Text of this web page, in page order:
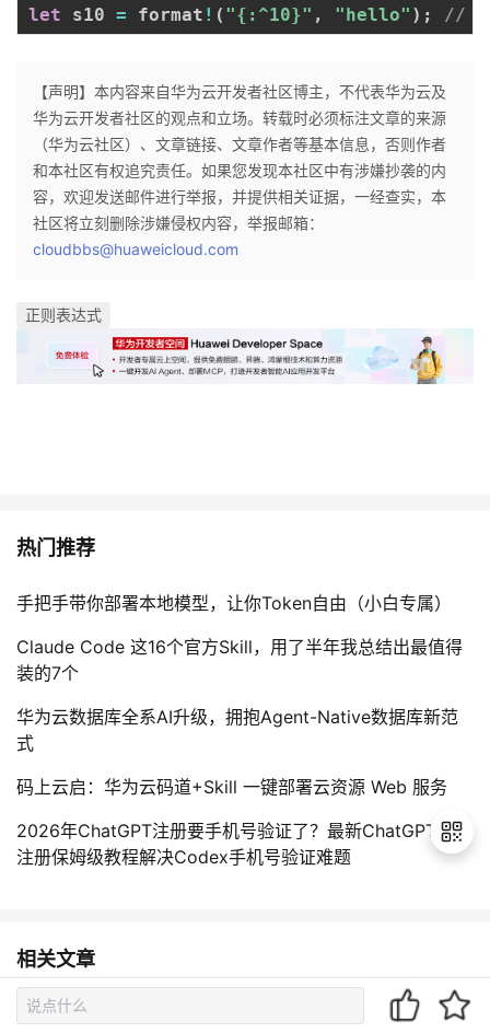
let s10 = format ! ( "{:^10}" , "hello" ) ; // 将
【声明】本内容来自华为云开发者社区博主，不代表华为云及
华为云开发者社区的观点和立场。转载时必须标注文章的来源
（华为云社区）、文章链接、文章作者等基本信息，否则作者
和本社区有权追究责任。如果您发现本社区中有涉嫌抄袭的内
容，欢迎发送邮件进行举报，并提供相关证据，一经查实，本
社区将立刻删除涉嫌侵权内容，举报邮箱：
cloudbbs@huaweicloud.com
正则表达式
热门推荐
手把手带你部署本地模型，让你Token自由（小白专属）
Claude Code 这16个官方Skill，用了半年我总结出最值得
装的7个
华为云数据库全系AI升级，拥抱Agent-Native数据库新范
式
码上云启：华为云码道+Skill 一键部署云资源 Web 服务
2026年ChatGPT注册要手机号验证了？最新ChatGPT图文
注册保姆级教程解决Codex手机号验证难题
相关文章
Rust 语言中的运算符